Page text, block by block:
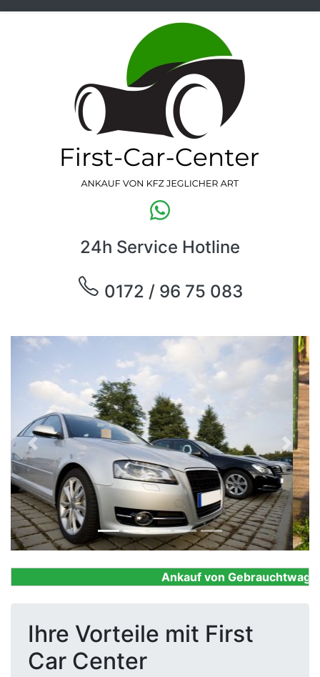
24h Service Hotline
0172 / 96 75 083
Previous Next
Ankauf von
Ihre Vorteile mit First
Car Center